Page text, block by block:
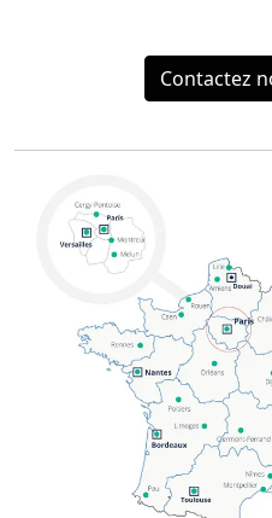
Contactez